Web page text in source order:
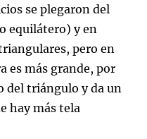
se plegaron del
equilátero) y en
pero en
es más grande, por
del triángulo y da un
hay más tela